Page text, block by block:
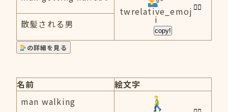
twrelative_emoj
i
copy!
散髪される男
の詳細を見る
名前
絵文字
man walking